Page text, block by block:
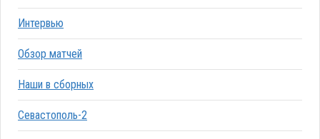
Интервью
Обзор матчей
Наши в сборных
Севастополь-2